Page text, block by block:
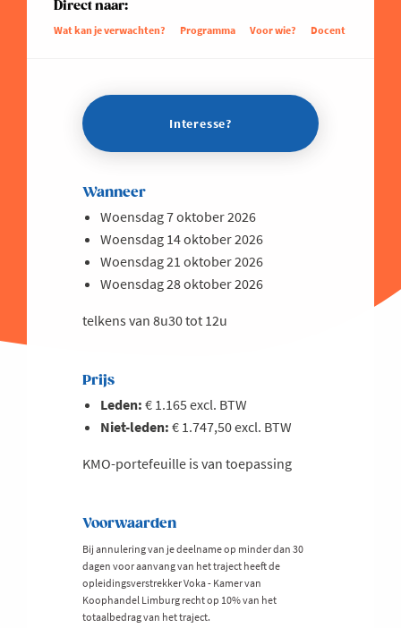
Direct naar:
Wat kan je verwachten? Programma Voor wie? Docent
Interesse?
Wanneer
Woensdag 7 oktober 2026
Woensdag 14 oktober 2026
Woensdag 21 oktober 2026
Woensdag 28 oktober 2026
telkens van 8u30 tot 12u
Prijs
Leden: € 1.165 excl. BTW
Niet-leden: € 1.747,50 excl. BTW
KMO-portefeuille is van toepassing
Voorwaarden
Bij annulering van je deelname op minder dan 30
dagen voor aanvang van het traject heeft de
opleidingsverstrekker Voka - Kamer van
Koophandel Limburg recht op 10% van het
totaalbedrag van het traject.